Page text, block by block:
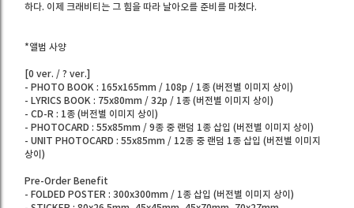
하다. 이제 크래비티는 그 힘을 따라 날아오를 준비를 마쳤다.
*앨범 사양
[0 ver. / ? ver.]
- PHOTO BOOK : 165x165mm / 108p / 1종 (버전별 이미지 상이)
- LYRICS BOOK : 75x80mm / 32p / 1종 (버전별 이미지 상이)
- CD-R : 1종 (버전별 이미지 상이)
- PHOTOCARD : 55x85mm / 9종 중 랜덤 1종 삽입 (버전별 이미지 상이)
- UNIT PHOTOCARD : 55x85mm / 12종 중 랜덤 1종 삽입 (버전별 이미지
상이)
Pre-Order Benefit
- FOLDED POSTER : 300x300mm / 1종 삽입 (버전별 이미지 상이)